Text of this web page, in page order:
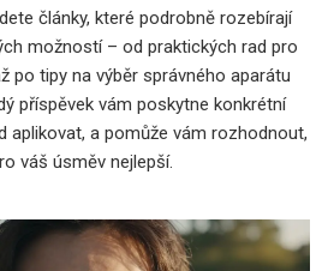
články, které podrobně rozebírají
možností – od praktických rad pro
po tipy na výběr správného aparátu
příspěvek vám poskytne konkrétní
aplikovat, a pomůže vám rozhodnout,
váš úsměv nejlepší.